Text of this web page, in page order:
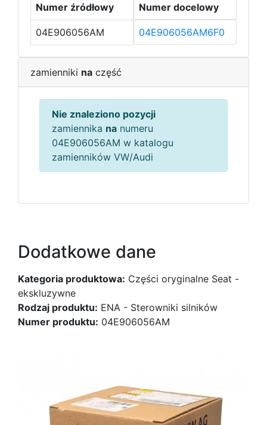
Numer źródłowy Numer docelowy
04E906056AM 04E906056AM6F0
zamienniki na część
Nie znaleziono pozycji
zamiennika na numeru
04E906056AM w katalogu
zamienników VW/Audi
Dodatkowe dane
Kategoria produktowa: Części oryginalne Seat -
ekskluzywne
Rodzaj produktu: ENA - Sterowniki silników
Numer produktu: 04E906056AM